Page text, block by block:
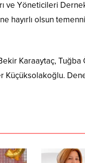
ve Yöneticileri
hayırlı olsun
Karaaytaç, Tuğba
Küçüksolakoğlu.